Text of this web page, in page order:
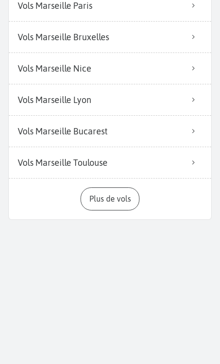
Vols Marseille Paris
Vols Marseille Bruxelles
Vols Marseille Nice
Vols Marseille Lyon
Vols Marseille Bucarest
Vols Marseille Toulouse
Plus de vols